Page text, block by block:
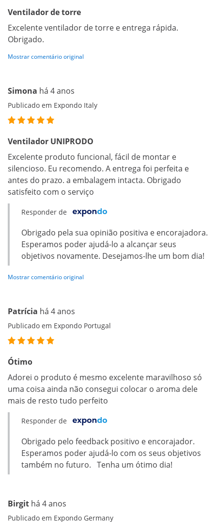
Ventilador de torre
Excelente ventilador de torre e entrega rápida.
Obrigado.
Mostrar comentário original
Simona há 4 anos
Publicado em Expondo Italy
Ventilador UNIPRODO
Excelente produto funcional, fácil de montar e
silencioso. Eu recomendo. A entrega foi perfeita e
antes do prazo. a embalagem intacta. Obrigado
satisfeito com o serviço
Responder de
Obrigado pela sua opinião positiva e encorajadora.
Esperamos poder ajudá-lo a alcançar seus
objetivos novamente. Desejamos-lhe um bom dia!
Mostrar comentário original
Patrícia há 4 anos
Publicado em Expondo Portugal
Ótimo
Adorei o produto é mesmo excelente maravilhoso só
uma coisa ainda não consegui colocar o aroma dele
mais de resto tudo perfeito
Responder de
Obrigado pelo feedback positivo e encorajador.
Esperamos poder ajudá-lo com os seus objetivos
também no futuro. Tenha um ótimo dia!
Birgit há 4 anos
Publicado em Expondo Germany